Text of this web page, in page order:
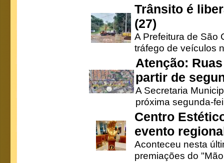
Trânsito é
(27)
A Prefeitura de São
tráfego de veículos
Atenção:
partir de
A Secretaria
próxima segunda-
Centro
evento
Aconteceu nesta
premiações do